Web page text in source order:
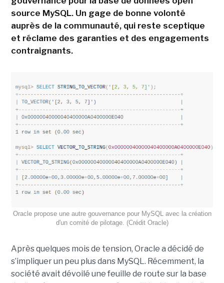
source MySQL. Un gage de bonne volonté
auprès de la communauté, qui reste sceptique
et réclame des garanties et des engagements
contraignants.
Oracle propose une autre gouvernance pour MySQL avec la création
d'un comité de pilotage. (Crédit Oracle)
Après quelques mois de tension, Oracle a décidé de
s’impliquer un peu plus dans MySQL. Récemment, la
société avait dévoilé une feuille de route sur la base